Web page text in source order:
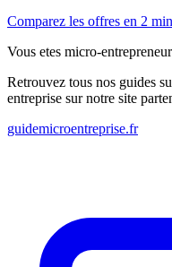
Comparez les offres en 2
Vous etes micro-
Retrouvez tous nos guides
entreprise sur notre site
guidemicroentreprise.fr